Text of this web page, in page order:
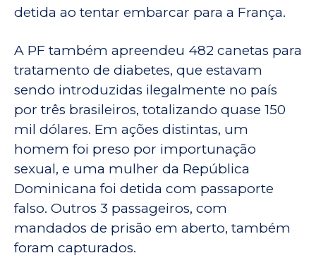
detida ao tentar embarcar para a França.
A PF também apreendeu 482 canetas para
tratamento de diabetes, que estavam
sendo introduzidas ilegalmente no país
por três brasileiros, totalizando quase 150
mil dólares. Em ações distintas, um
homem foi preso por importunação
sexual, e uma mulher da República
Dominicana foi detida com passaporte
falso. Outros 3 passageiros, com
mandados de prisão em aberto, também
foram capturados.